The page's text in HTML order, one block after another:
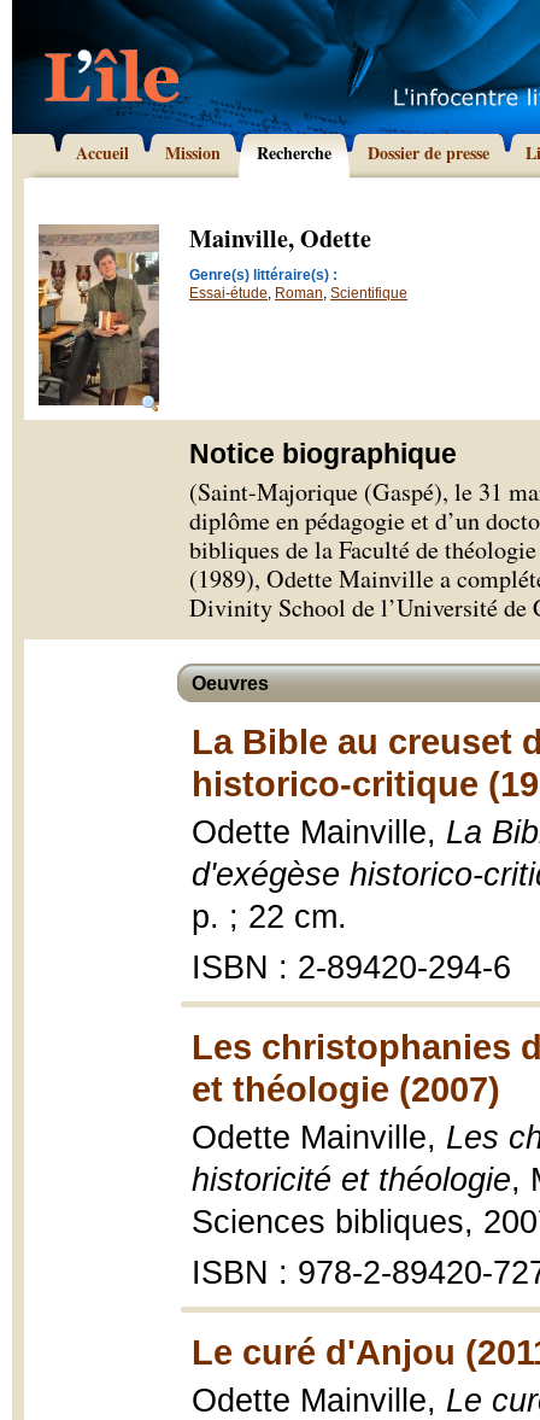
Accueil Mission Recherche Dossier de presse
Mainville, Odette
Genre(s) littéraire(s) :
Essai-étude, Roman, Scientifique
Notice biographique
(Saint-Majorique (Gaspé), le 31
diplôme en pédagogie et d’un
bibliques de la Faculté de
(1989), Odette Mainville a
Divinity School de l’Université de
Oeuvres
La Bible au creuset
historico-critique
Odette Mainville, La
d'exégèse historico-
p. ; 22 cm.
ISBN : 2-89420-294-6
Les christophanies
et théologie (2007)
Odette Mainville, Les
historicité et théologie,
Sciences bibliques,
ISBN : 978-2-89420-
Le curé d'Anjou
Odette Mainville, Le